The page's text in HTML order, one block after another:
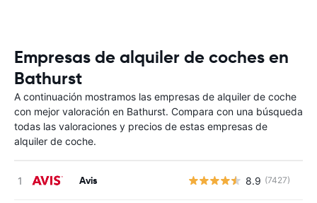
Empresas de alquiler de coches en
Bathurst
A continuación mostramos las empresas de alquiler de coche
con mejor valoración en Bathurst. Compara con una búsqueda
todas las valoraciones y precios de estas empresas de
alquiler de coche.
Avis 8.9 (7427)